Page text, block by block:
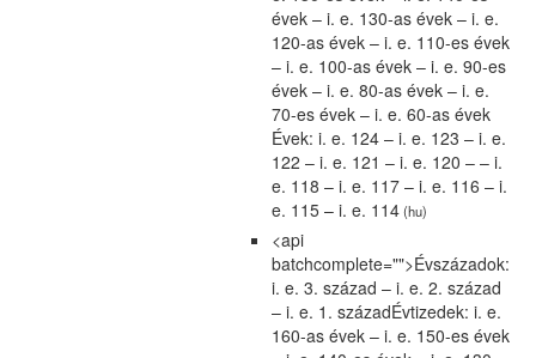
évek – i. e. 130-as évek – i. e.
120-as évek – i. e. 110-es évek
– i. e. 100-as évek – i. e. 90-es
évek – i. e. 80-as évek – i. e.
70-es évek – i. e. 60-as évek
Évek: i. e. 124 – i. e. 123 – i. e.
122 – i. e. 121 – i. e. 120 – – i.
e. 118 – i. e. 117 – i. e. 116 – i.
e. 115 – i. e. 114(hu)
<api
batchcomplete="">Évszázadok:
i. e. 3. század – i. e. 2. század
– i. e. 1. századÉvtizedek: i. e.
160-as évek – i. e. 150-es évek